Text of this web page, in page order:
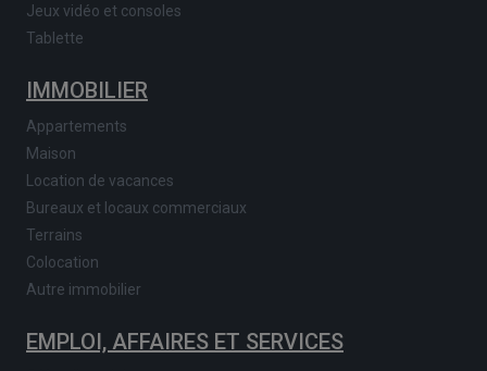
Jeux vidéo et consoles
Tablette
IMMOBILIER
Appartements
Maison
Location de vacances
Bureaux et locaux commerciaux
Terrains
Colocation
Autre immobilier
EMPLOI, AFFAIRES ET SERVICES